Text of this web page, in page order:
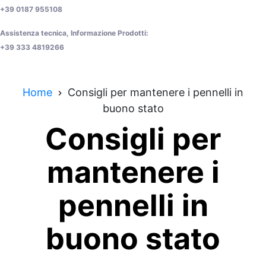
+39 0187 955108
Assistenza tecnica, Informazione Prodotti:
+39 333 4819266
Home
Consigli per mantenere i pennelli in
buono stato
Consigli per
mantenere i
pennelli in
buono stato